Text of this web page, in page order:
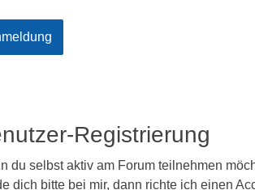
Registrierung
du selbst aktiv am Forum teilnehmen
dich bitte bei mir, dann richte ich einen